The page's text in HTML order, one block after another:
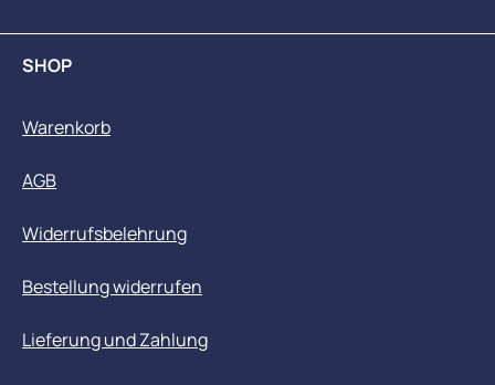
SHOP
Warenkorb
AGB
Widerrufsbelehrung
Bestellung widerrufen
Lieferung und Zahlung